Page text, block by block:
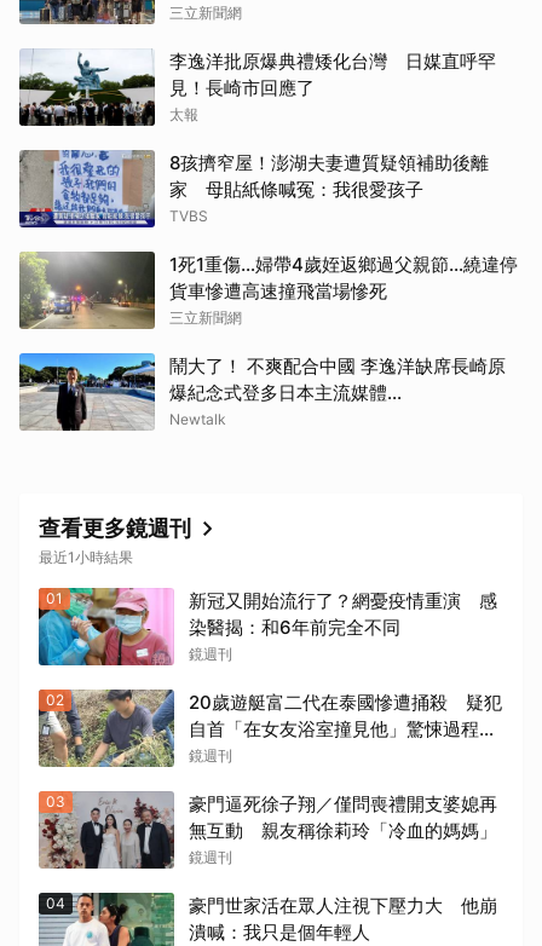
三立新聞網
李逸洋批原爆典禮矮化台灣 日媒直呼罕
見！長崎市回應了
太報
8孩擠窄屋！澎湖夫妻遭質疑領補助後離
家 母貼紙條喊冤：我很愛孩子
TVBS
1死1重傷…婦帶4歲姪返鄉過父親節…繞違停
貨車慘遭高速撞飛當場慘死
三立新聞網
鬧大了！ 不爽配合中國 李逸洋缺席長崎原
爆紀念式登多日本主流媒體...
Newtalk
查看更多鏡週刊
最近1小時結果
01
新冠又開始流行了？網憂疫情重演 感
染醫揭：和6年前完全不同
鏡週刊
02
20歲遊艇富二代在泰國慘遭捅殺 疑犯
自首「在女友浴室撞見他」驚悚過程曝
光
鏡週刊
03
豪門逼死徐子翔／僅問喪禮開支婆媳再
無互動 親友稱徐莉玲「冷血的媽媽」
鏡週刊
04
豪門世家活在眾人注視下壓力大 他崩
潰喊：我只是個年輕人
取消